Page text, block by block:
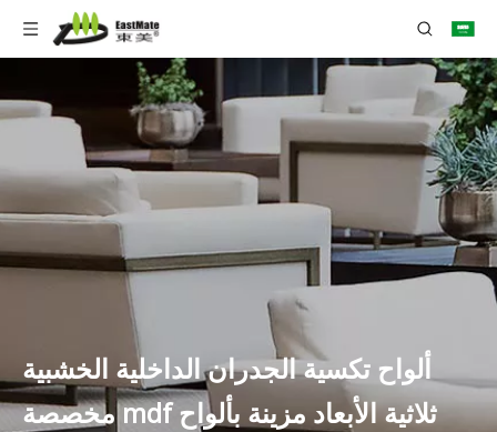
ألواح تكسية الجدران الداخلية الخشبية
ثلاثية الأبعاد مزينة بألواح mdf مخصصة